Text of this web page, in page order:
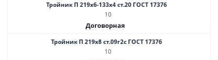
Тройник П 219х6-133х4 ст.20 ГОСТ 17376
10
Договорная
Тройник П 219х8 ст.09г2с ГОСТ 17376
10